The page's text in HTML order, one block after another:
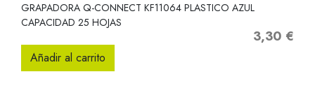
GRAPADORA Q-CONNECT KF11064 PLASTICO AZUL
CAPACIDAD 25 HOJAS
Precio
3,30 €
Añadir al carrito